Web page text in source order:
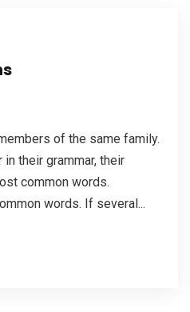
of the same family.
their grammar, their
common words.
words. If several...